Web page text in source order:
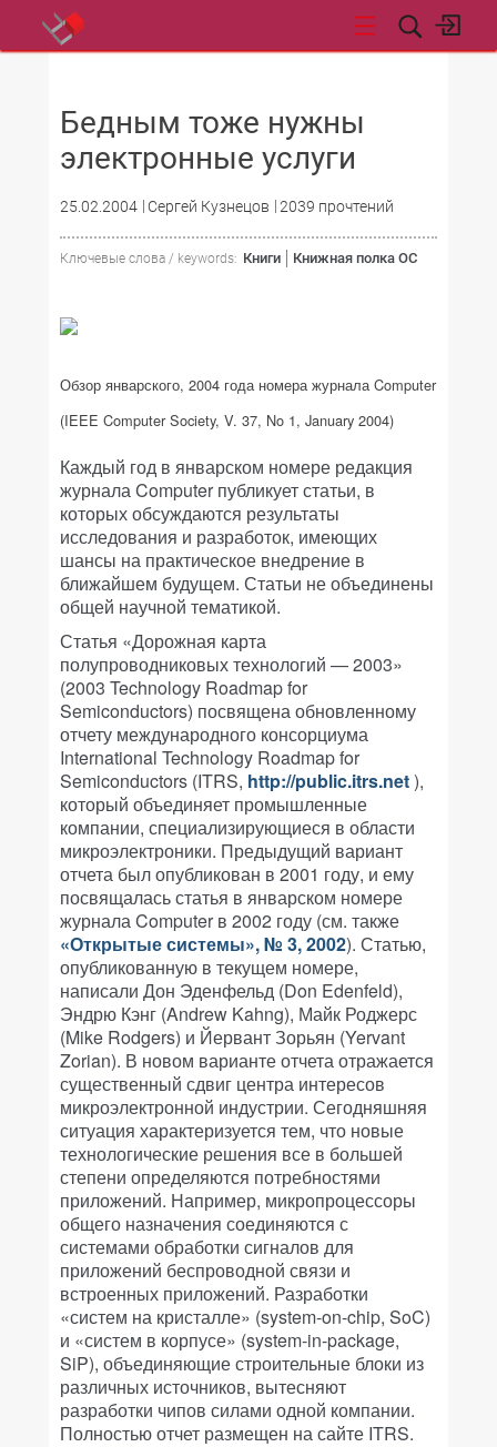
Бедным тоже нужны
электронные услуги
25.02.2004 Сергей Кузнецов 2039 прочтений
Ключевые слова / keywords: Книги Книжная полка ОС
Обзор январского, 2004 года номера журнала Computer
(IEEE Computer Society, V. 37, No 1, January 2004)
Каждый год в январском номере редакция
журнала Computer публикует статьи, в
которых обсуждаются результаты
исследования и разработок, имеющих
шансы на практическое внедрение в
ближайшем будущем. Статьи не объединены
общей научной тематикой.
Статья «Дорожная карта
полупроводниковых технологий — 2003»
(2003 Technology Roadmap for
Semiconductors) посвящена обновленному
отчету международного консорциума
International Technology Roadmap for
Semiconductors (ITRS, http://public.itrs.net),
который объединяет промышленные
компании, специализирующиеся в области
микроэлектроники. Предыдущий вариант
отчета был опубликован в 2001 году, и ему
посвящалась статья в январском номере
журнала Computer в 2002 году (см. также
«Открытые системы», № 3, 2002). Статью,
опубликованную в текущем номере,
написали Дон Эденфельд (Don Edenfeld),
Эндрю Кэнг (Andrew Kahng), Майк Роджерс
(Mike Rodgers) и Йервант Зорьян (Yervant
Zorian). В новом варианте отчета отражается
существенный сдвиг центра интересов
микроэлектронной индустрии. Сегодняшняя
ситуация характеризуется тем, что новые
технологические решения все в большей
степени определяются потребностями
приложений. Например, микропроцессоры
общего назначения соединяются с
системами обработки сигналов для
приложений беспроводной связи и
встроенных приложений. Разработки
«систем на кристалле» (system-on-chip, SoC)
и «систем в корпусе» (system-in-package,
SiP), объединяющие строительные блоки из
различных источников, вытесняют
разработки чипов силами одной компании.
Полностью отчет размещен на сайте ITRS.